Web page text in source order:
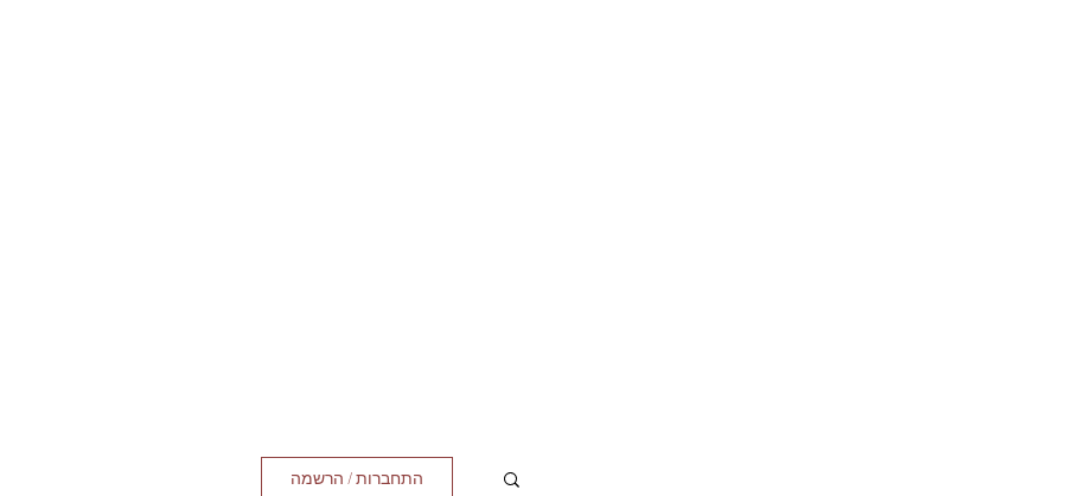
התחברות / הרשמה